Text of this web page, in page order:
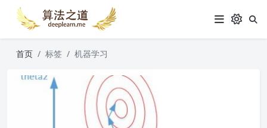
首页 标签 机器学习